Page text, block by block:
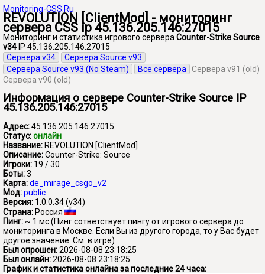
Monitoring-CSS.Ru
REVOLUTION [ClientMod] - мониторинг
сервера CSS ip 45.136.205.146:27015
Мониторинг и статистика игрового сервера Counter-Strike Source
v34 IP 45.136.205.146:27015
Сервера v34
Сервера Source v93
Сервера Source v93 (No Steam)
Все сервера
Сервера v91 (old)
Сервера v90 (old)
Информация о сервере Counter-Strike Source IP
45.136.205.146:27015
Адрес:45.136.205.146:27015
Статус:онлайн
Название: REVOLUTION [ClientMod]
Описание:Counter-Strike: Source
Игроки: 19 / 30
Боты:3
Карта:de_mirage_csgo_v2
Мод:public
Версия: 1.0.0.34 (v34)
Страна: Россия
Пинг: ~ 1 мс(Пинг сответствует пингу от игрового сервера до
мониторинга в Москве. Если Вы из другого города, то у Вас будет
другое значение. См. в игре)
Был опрошен:2026-08-08 23:18:25
Был онлайн:2026-08-08 23:18:25
График и статистика онлайна за последние 24 часа: